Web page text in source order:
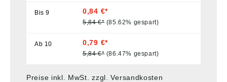
Bis9 0,84 €*
5,84 €* (85.62% gespart)
Ab 10 0,79 €*
5,84 €* (86.47% gespart)
Preise inkl. MwSt. zzgl. Versandkosten